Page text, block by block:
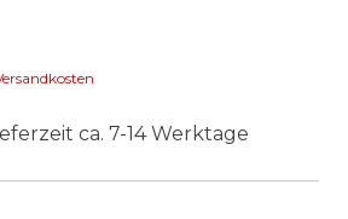
ca. 7-14 Werktage